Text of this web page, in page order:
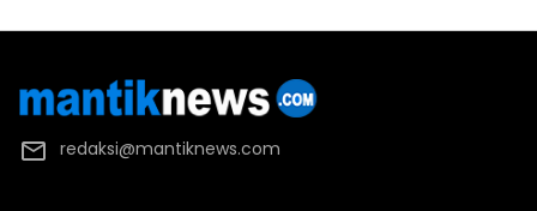
redaksi@mantiknews.com